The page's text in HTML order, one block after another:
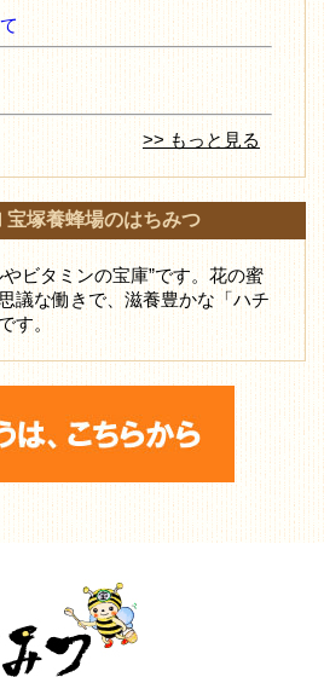
>> もっと見る
宝塚養蜂場のはちみつ
ビタミンの宝庫”です。花の蜜
議な働きで、滋養豊かな「ハチ
す。